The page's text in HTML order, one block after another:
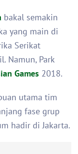
bakal semakin
yang main di
Serikat
Namun, Park
Games 2018.
utama tim
fase grup
hadir di Jakarta.